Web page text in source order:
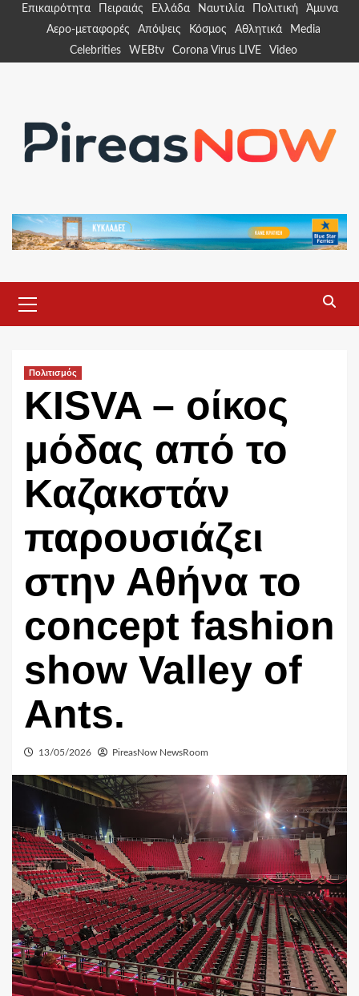
Επικαιρότητα Πειραιάς Ελλάδα Ναυτιλία Πολιτική
Άμυνα
Αερο-μεταφορές
Απόψεις Κόσμος Αθλητικά
Media
Celebrities
WEBtv Corona Virus LIVE Video
Menu
Πολιτισμός
KISVA – οίκος
μόδας από το
Καζακστάν
παρουσιάζει
στην Αθήνα το
concept fashion
show Valley of
Ants.
13/05/2026 PireasNow NewsRoom